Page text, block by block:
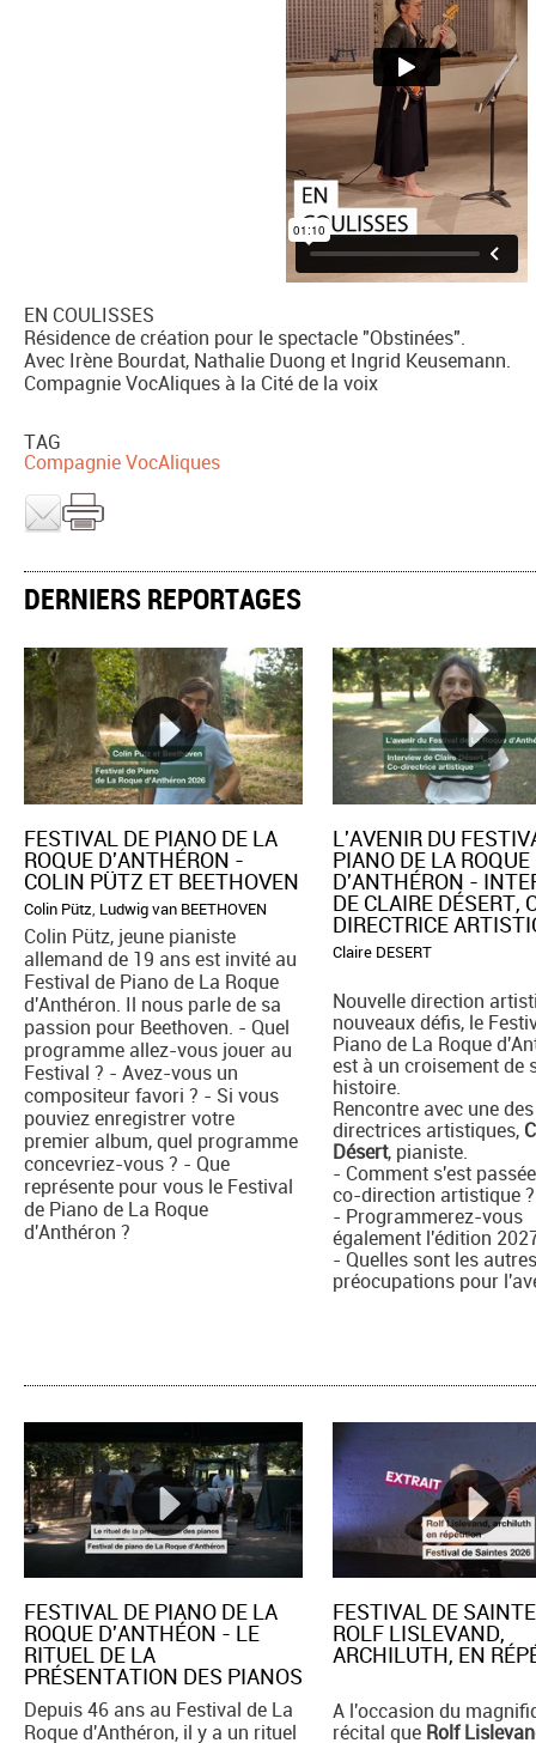
EN COULISSES
Résidence de création pour le spectacle "Obstinées".
Avec Irène Bourdat, Nathalie Duong et Ingrid Keusemann.
Compagnie VocAliques à la Cité de la voix
TAG
Compagnie VocAliques
DERNIERS REPORTAGES
FESTIVAL DE PIANO DE LA
ROQUE D'ANTHÉRON -
COLIN PÜTZ ET BEETHOVEN
Colin Pütz, Ludwig van BEETHOVEN
Colin Pütz, jeune pianiste
allemand de 19 ans est invité au
Festival de Piano de La Roque
d'Anthéron. Il nous parle de sa
passion pour Beethoven. - Quel
programme allez-vous jouer au
Festival ? - Avez-vous un
compositeur favori ? - Si vous
pouviez enregistrer votre
premier album, quel programme
concevriez-vous ? - Que
représente pour vous le Festival
de Piano de La Roque
d'Anthéron ?
L'AVENIR DU
PIANO DE LA ROQUE
D'ANTHÉRON -
DE CLAIRE DÉSERT,
DIRECTRICE
Claire DESERT
Nouvelle direction
nouveaux défis, le
Piano de La Roque
est à un croisement de
histoire.
Rencontre avec une
directrices artistiques,
Désert, pianiste.
- Comment s'est
co-direction artistique ?
- Programmerez-vous
également l'édition
- Quelles sont les
préocupations pour
FESTIVAL DE PIANO DE LA
ROQUE D'ANTHÉON - LE
RITUEL DE LA
PRÉSENTATION DES PIANOS
Depuis 46 ans au Festival de La
Roque d'Anthéron, il y a un rituel
FESTIVAL DE
ROLF LISLEVAND,
ARCHILUTH, EN
A l'occasion du
récital que Rolf